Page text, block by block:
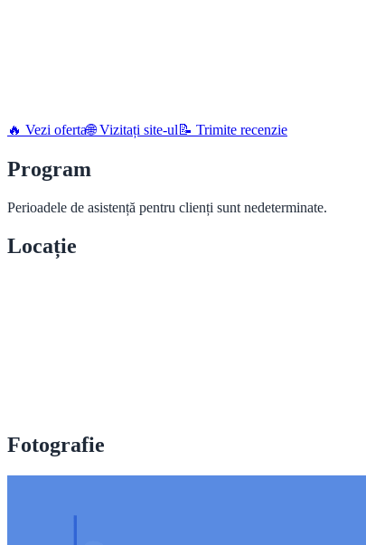
🔥 Vezi oferta🌐 Vizitați site-ul 📝 Trimite recenzie
Program
Perioadele de asistență pentru clienți sunt nedeterminate.
Locație
Fotografie